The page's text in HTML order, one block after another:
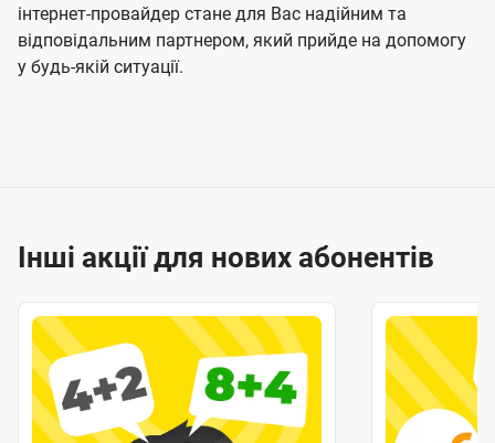
інтернет-провайдер стане для Вас надійним та
відповідальним партнером, який прийде на допомогу
у будь-якій ситуації.
Інші акції для нових абонентів